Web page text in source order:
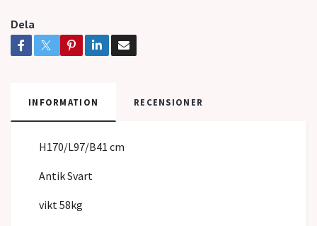
Dela
INFORMATION RECENSIONER
H170/L97/B41 cm
Antik Svart
vikt 58kg